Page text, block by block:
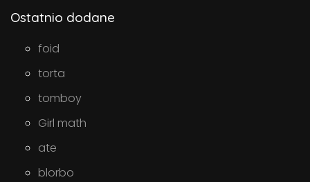
Ostatnio dodane
foid
torta
tomboy
Girl math
ate
blorbo